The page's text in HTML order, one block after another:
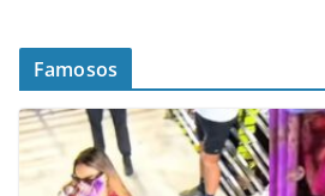
Famosos